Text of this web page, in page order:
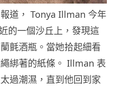
道， Tonya Illman 今年
的一個沙丘上，發現這
氈酒瓶。當她拾起細看
綁著的紙條。 Illman 表
過潮濕，直到他回到家